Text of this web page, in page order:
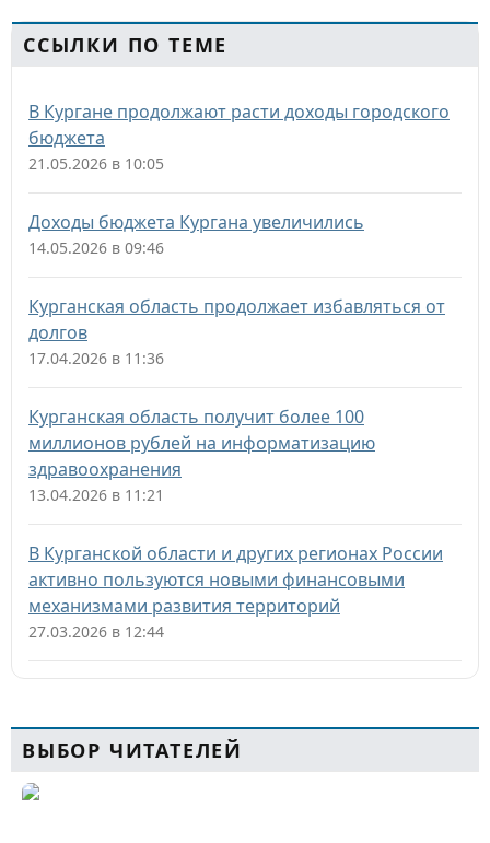
ССЫЛКИ ПО ТЕМЕ
В Кургане продолжают расти доходы городского
бюджета
21.05.2026 в 10:05
Доходы бюджета Кургана увеличились
14.05.2026 в 09:46
Курганская область продолжает избавляться от
долгов
17.04.2026 в 11:36
Курганская область получит более 100
миллионов рублей на информатизацию
здравоохранения
13.04.2026 в 11:21
В Курганской области и других регионах России
активно пользуются новыми финансовыми
механизмами развития территорий
27.03.2026 в 12:44
ВЫБОР ЧИТАТЕЛЕЙ